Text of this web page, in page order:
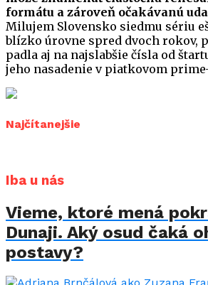
formátu a zároveň očakávanú
Milujem Slovensko siedmu sériu
blízko úrovne spred dvoch rokov,
padla aj na najslabšie čísla od
jeho nasadenie v piatkovom
Najčítanejšie
Iba u nás
Vieme, ktoré mená
Dunaji. Aký osud čaká
postavy?